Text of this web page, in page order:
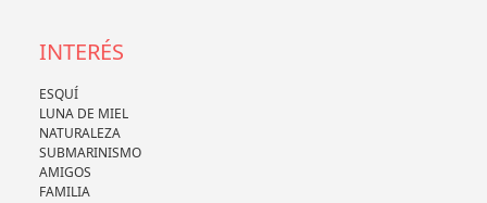
INTERÉS
ESQUÍ
LUNA DE MIEL
NATURALEZA
SUBMARINISMO
AMIGOS
FAMILIA